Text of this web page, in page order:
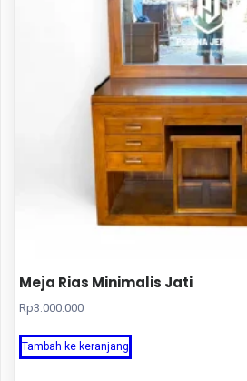
Meja Rias Minimalis Jati
Rp3.000.000
Tambah ke keranjang